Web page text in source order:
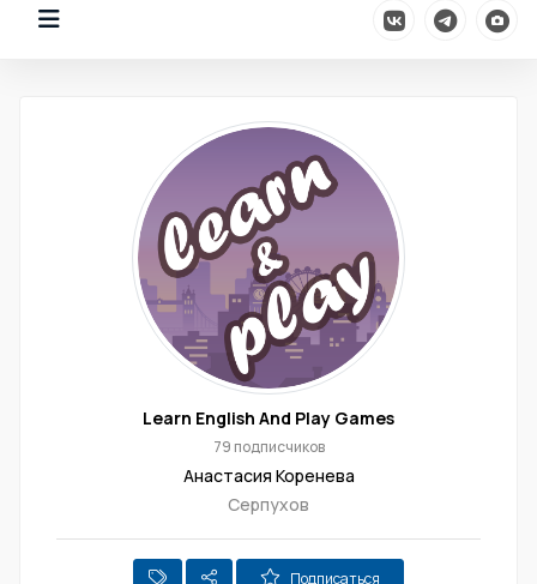
Learn English And Play Games
79 подписчиков
Анастасия Коренева
Серпухов
Подписаться